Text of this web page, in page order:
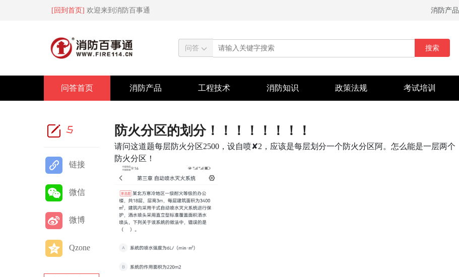
[回到首页] 欢迎来到消防百事通 消防产品
问答 搜索
问答首页 消防产品 工程技术 消防知识 政策法规 考试培训
5
链接
微信
微博
Qzone
防火分区的划分！！！！！！！！
请问这道题每层防火分区2500，设自喷✘2，应该是每层划分一个防火分区阿。怎么能是一层两个
防火分区！